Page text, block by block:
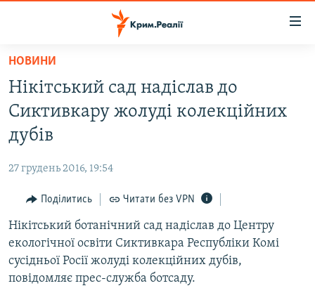
Перейти
основного
матеріалу
Перейти
до
основної
навігації
Перейти
пошуку
ВІДЕО ТА ФОТО
БЛОГИ
ПОГЛЯД
ІНТЕРВ'Ю
СПЕЦПРОЕКТИ
НОВИНИ
Нікітський сад надіслав до
Сиктивкару жолуді колекційних
дубів
27 грудень 2016, 19:54
Поділитись Читати без VPN
Нікітський ботанічний сад надіслав до Центру
екологічної освіти Сиктивкара Республіки Комі
сусідньої Росії жолуді колекційних дубів,
повідомляє прес-служба ботсаду.